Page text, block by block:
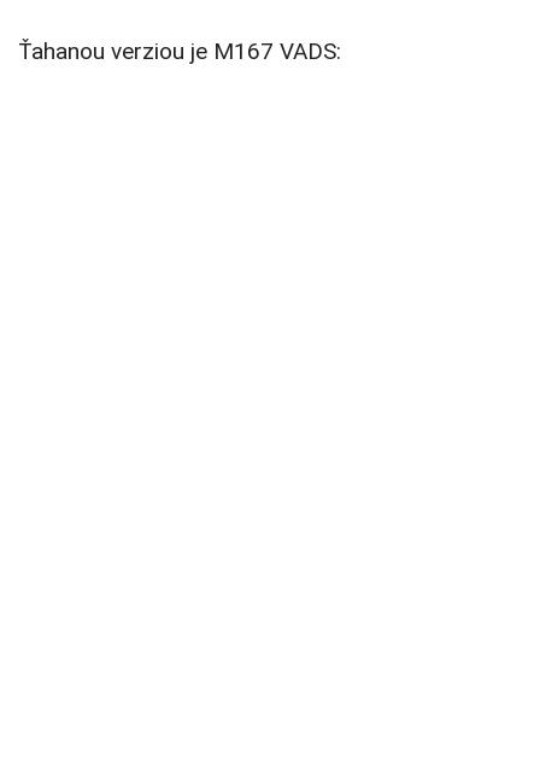
Ťahanou verziou je M167 VADS: